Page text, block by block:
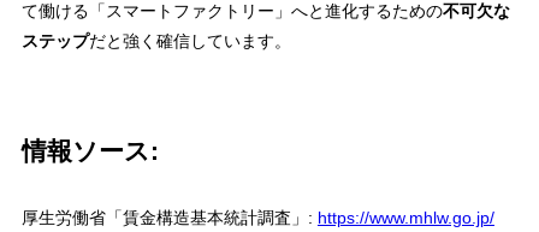
て働ける「スマートファクトリー」へと進化するための不可欠な
ステップだと強く確信しています。
情報ソース:
厚生労働省「賃金構造基本統計調査」: https://www.mhlw.go.jp/